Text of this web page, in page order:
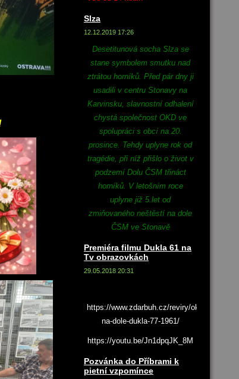
Slza
12.12.2019 17:26
Desetitunová socha Slza se
stane symbolem smutku nad
ztrátou horníků. Před pár dny ji
usadili v centru Stonavy na
Karvinsku, slavnostní odhalení
chystá společnost OKD ve
spolupráci s obcí na 20.
prosince. Tehdy uplyne rok od
tragédie, při níž přišlo o život v
podzemí Dolu ČSM třináct
horníků. V letošním roce
uplyne již 5.let od
zmiňovaného neštěstí na dole
ČSM ve Stonavě
Premiéra filmu Dukla 61 na
Tv obrazovkách
29.05.2018 20:31
https://www.zdarbuh.cz/reviry/okd/katastrofa-
na-dole-dukla-77-1961/
https://youtu.be/Jn1dpqJK_8M
Pozvánka do Příbrami k
pietní vzpomínce